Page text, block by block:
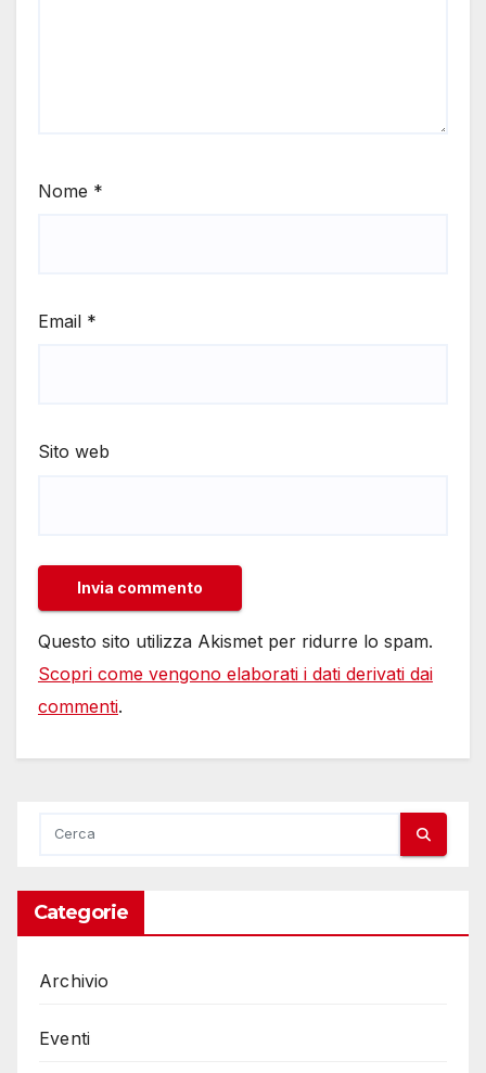
Nome *
Email *
Sito web
Questo sito utilizza Akismet per ridurre lo spam.
Scopri come vengono elaborati i dati derivati dai
commenti.
Categorie
Archivio
Eventi